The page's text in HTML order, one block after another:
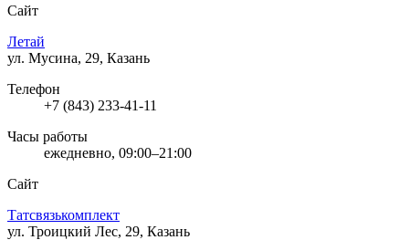
Сайт
Летай
ул. Мусина, 29, Казань
Телефон
+7 (843) 233-41-11
Часы работы
ежедневно, 09:00–21:00
Сайт
Татсвязькомплект
ул. Троицкий Лес, 29, Казань